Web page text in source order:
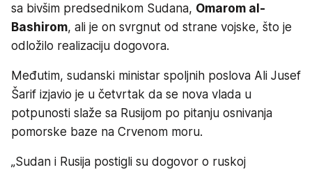
sa bivšim predsednikom Sudana, Omarom al-
Bashirom, ali je on svrgnut od strane vojske, što je
odložilo realizaciju dogovora.
Međutim, sudanski ministar spoljnih poslova Ali Jusef
Šarif izjavio je u četvrtak da se nova vlada u
potpunosti slaže sa Rusijom po pitanju osnivanja
pomorske baze na Crvenom moru.
„Sudan i Rusija postigli su dogovor o ruskoj